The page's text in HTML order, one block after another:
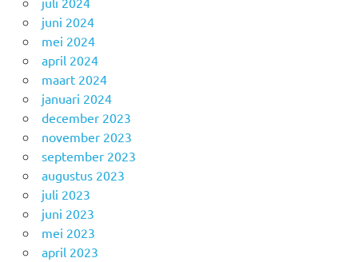
juni 2024
mei 2024
april 2024
maart 2024
januari 2024
december 2023
november 2023
september 2023
augustus 2023
juli 2023
juni 2023
mei 2023
april 2023